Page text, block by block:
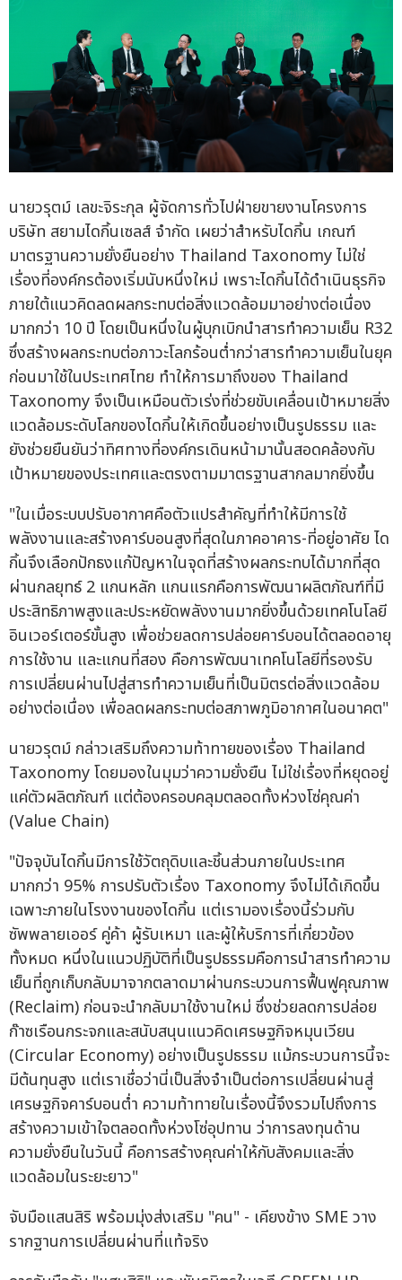
นายวรุตม์ เลขะจิระกุล ผู้จัดการทั่วไปฝ่ายขายงานโครงการ
บริษัท สยามไดกิ้นเซลส์ จำกัด เผยว่าสำหรับไดกิ้น เกณฑ์
มาตรฐานความยั่งยืนอย่าง Thailand Taxonomy ไม่ใช่
เรื่องที่องค์กรต้องเริ่มนับหนึ่งใหม่ เพราะไดกิ้นได้ดำเนินธุรกิจ
ภายใต้แนวคิดลดผลกระทบต่อสิ่งแวดล้อมมาอย่างต่อเนื่อง
มากกว่า 10 ปี โดยเป็นหนึ่งในผู้บุกเบิกนำสารทำความเย็น R32
ซึ่งสร้างผลกระทบต่อภาวะโลกร้อนต่ำกว่าสารทำความเย็นในยุค
ก่อนมาใช้ในประเทศไทย ทำให้การมาถึงของ Thailand
Taxonomy จึงเป็นเหมือนตัวเร่งที่ช่วยขับเคลื่อนเป้าหมายสิ่ง
แวดล้อมระดับโลกของไดกิ้นให้เกิดขึ้นอย่างเป็นรูปธรรม และ
ยังช่วยยืนยันว่าทิศทางที่องค์กรเดินหน้ามานั้นสอดคล้องกับ
เป้าหมายของประเทศและตรงตามมาตรฐานสากลมากยิ่งขึ้น
"ในเมื่อระบบปรับอากาศคือตัวแปรสำคัญที่ทำให้มีการใช้
พลังงานและสร้างคาร์บอนสูงที่สุดในภาคอาคาร-ที่อยู่อาศัย ได
กิ้นจึงเลือกปักธงแก้ปัญหาในจุดที่สร้างผลกระทบได้มากที่สุด
ผ่านกลยุทธ์ 2 แกนหลัก แกนแรกคือการพัฒนาผลิตภัณฑ์ที่มี
ประสิทธิภาพสูงและประหยัดพลังงานมากยิ่งขึ้นด้วยเทคโนโลยี
อินเวอร์เตอร์ขั้นสูง เพื่อช่วยลดการปล่อยคาร์บอนได้ตลอดอายุ
การใช้งาน และแกนที่สอง คือการพัฒนาเทคโนโลยีที่รองรับ
การเปลี่ยนผ่านไปสู่สารทำความเย็นที่เป็นมิตรต่อสิ่งแวดล้อม
อย่างต่อเนื่อง เพื่อลดผลกระทบต่อสภาพภูมิอากาศในอนาคต"
นายวรุตม์ กล่าวเสริมถึงความท้าทายของเรื่อง Thailand
Taxonomy โดยมองในมุมว่าความยั่งยืน ไม่ใช่เรื่องที่หยุดอยู่
แค่ตัวผลิตภัณฑ์ แต่ต้องครอบคลุมตลอดทั้งห่วงโซ่คุณค่า
(Value Chain)
"ปัจจุบันไดกิ้นมีการใช้วัตถุดิบและชิ้นส่วนภายในประเทศ
มากกว่า 95% การปรับตัวเรื่อง Taxonomy จึงไม่ได้เกิดขึ้น
เฉพาะภายในโรงงานของไดกิ้น แต่เรามองเรื่องนี้ร่วมกับ
ซัพพลายเออร์ คู่ค้า ผู้รับเหมา และผู้ให้บริการที่เกี่ยวข้อง
ทั้งหมด หนึ่งในแนวปฏิบัติที่เป็นรูปธรรมคือการนำสารทำความ
เย็นที่ถูกเก็บกลับมาจากตลาดมาผ่านกระบวนการฟื้นฟูคุณภาพ
(Reclaim) ก่อนจะนำกลับมาใช้งานใหม่ ซึ่งช่วยลดการปล่อย
ก๊าซเรือนกระจกและสนับสนุนแนวคิดเศรษฐกิจหมุนเวียน
(Circular Economy) อย่างเป็นรูปธรรม แม้กระบวนการนี้จะ
มีต้นทุนสูง แต่เราเชื่อว่านี่เป็นสิ่งจำเป็นต่อการเปลี่ยนผ่านสู่
เศรษฐกิจคาร์บอนต่ำ ความท้าทายในเรื่องนี้จึงรวมไปถึงการ
สร้างความเข้าใจตลอดทั้งห่วงโซ่อุปทาน ว่าการลงทุนด้าน
ความยั่งยืนในวันนี้ คือการสร้างคุณค่าให้กับสังคมและสิ่ง
แวดล้อมในระยะยาว"
จับมือแสนสิริ พร้อมมุ่งส่งเสริม "คน" - เคียงข้าง SME วาง
รากฐานการเปลี่ยนผ่านที่แท้จริง